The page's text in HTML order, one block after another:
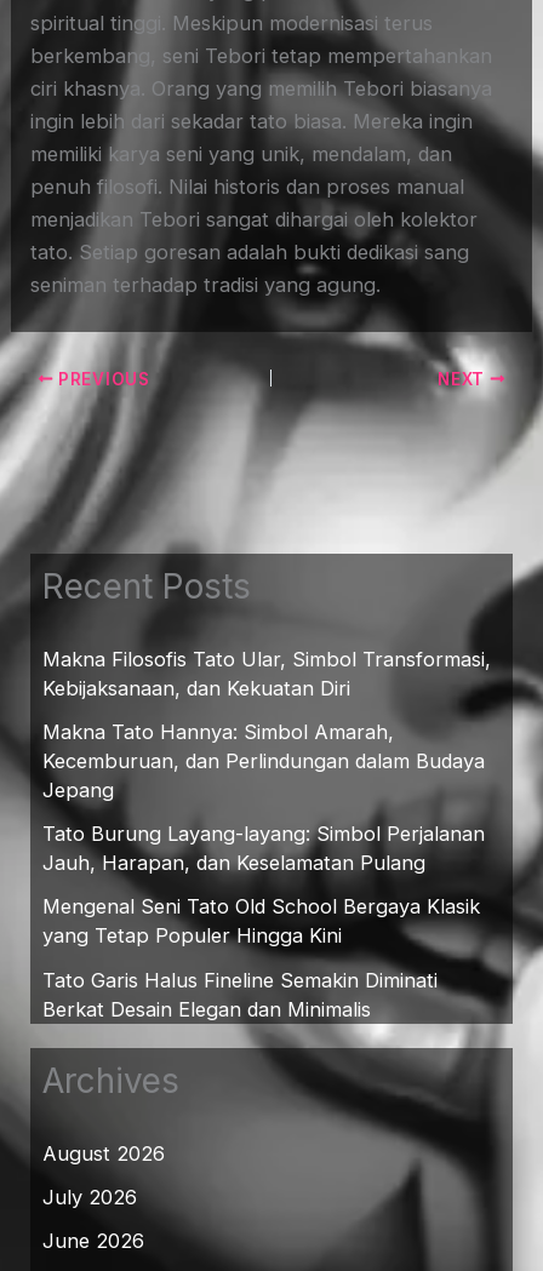
spiritual tinggi. Meskipun modernisasi terus
berkembang, seni Tebori tetap mempertahankan
ciri khasnya. Orang yang memilih Tebori biasanya
ingin lebih dari sekadar tato biasa. Mereka ingin
memiliki karya seni yang unik, mendalam, dan
penuh filosofi. Nilai historis dan proses manual
menjadikan Tebori sangat dihargai oleh kolektor
tato. Setiap goresan adalah bukti dedikasi sang
seniman terhadap tradisi yang agung.
PREVIOUS NEXT
Recent Posts
Makna Filosofis Tato Ular, Simbol Transformasi,
Kebijaksanaan, dan Kekuatan Diri
Makna Tato Hannya: Simbol Amarah,
Kecemburuan, dan Perlindungan dalam Budaya
Jepang
Tato Burung Layang-layang: Simbol Perjalanan
Jauh, Harapan, dan Keselamatan Pulang
Mengenal Seni Tato Old School Bergaya Klasik
yang Tetap Populer Hingga Kini
Tato Garis Halus Fineline Semakin Diminati
Berkat Desain Elegan dan Minimalis
Archives
August 2026
July 2026
June 2026